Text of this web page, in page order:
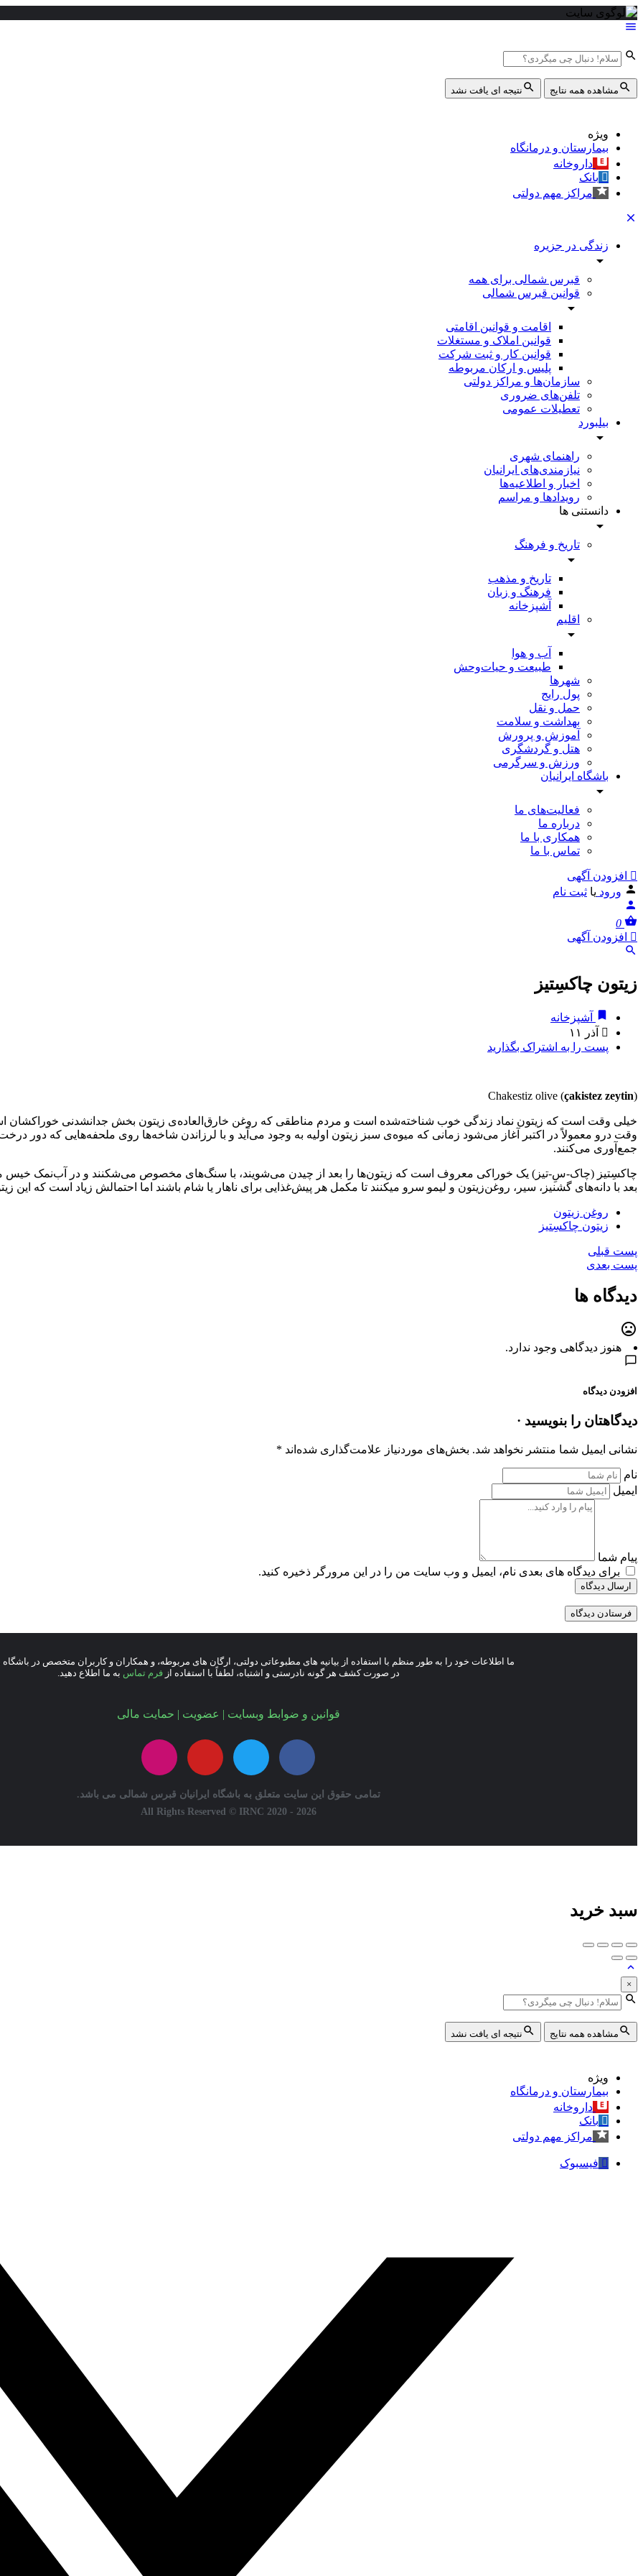
مشاهده همه نتایج نتیجه ای یافت نشد
ویژه
بیمارستان و درمانگاه
داروخانه
بانک
مراکز مهم دولتی
زندگی در جزیره
قبرس شمالی برای همه
قوانین قبرس شمالی
اقامت و قوانین اقامتی
قوانین املاک و مستغلات
قوانین کار و ثبت شرکت
پلیس و ارکان مربوطه
سازمان‌ها و مراکز دولتی
تلفن‌های ضروری
تعطیلات عمومی
بیلبورد
راهنمای شهری
نیازمندی‌های ایرانیان
اخبار و اطلاعیه‌ها
رویداد‌ها و مراسم
دانستنی ها
تاریخ و فرهنگ
تاریخ و مذهب
فرهنگ و زبان
آشپزخانه
اقلیم
آب و هوا
طبیعت و حیات‌وحش
شهرها
پول رایج
حمل و نقل
بهداشت و سلامت
آموزش و پرورش
هتل و گردشگری
ورزش و سرگرمی
باشگاه ایرانیان
فعالیت‌های ما
درباره ما
همکاری با ما
تماس با ما
افزودن آگهی
ورود یا ثبت نام
0
افزودن آگهی
زیتون چاکسِتیز
آشپزخانه
آذر ۱۱
پست را به اشتراک بگذارید
(Chakestiz olive (
çakistez zeytin
خیلی وقت است که زیتون نماد زندگی خوب شناخته‌شده است و مردم مناطقی که روغن خارق‌العاده‌ی زیتون بخش جدانشدنی خوراکشان
وقت درو معمولاً در اکتبر آغاز می‌شود زمانی ‌که میوه‌ی سبز زیتون اولیه به وجود می‌آید و با لرزاندن شاخه‌ها روی ملحفه‌هایی که دور درخت
جمع‌آوری می‌کنند.
چاکسِتیز (چاک-سِ-تیز) یک خوراکی معروف است که زیتون‌ها را بعد از چیدن می‌شویند، با سنگ‌های مخصوص می‌شکنند و در آب‌نمک خیس
بعد با دانه‌های گشنیز، سیر، روغن‌زیتون و لیمو سرو می­کنند تا مکمل هر پیش‌غذایی برای ناهار یا شام باشند اما احتمالش زیاد است که این
روغن زیتون
زیتون چاکسِتیز
پست قبلی
پست بعدی
دیدگاه ها
هنوز دیدگاهی وجود ندارد.
افزودن دیدگاه
دیدگاهتان را بنویسید ·
نشانی ایمیل شما منتشر نخواهد شد. بخش‌های موردنیاز علامت‌گذاری شده‌اند *
نام
ایمیل
پیام شما
برای دیدگاه های بعدی نام، ایمیل و وب سایت من را در این مرورگر ذخیره کنید.
ارسال دیدگاه
ما اطلاعات خود را به طور منظم با استفاده از بیانیه های مطبوعاتی دولتی، ارگان های مربوطه، و همکاران و کاربران متخصص در باشگاه
در صورت کشف هر گونه نادرستی و اشتباه، لطفاً با استفاده از فرم تماس به ما اطلاع دهید.
قوانین و ضوابط وبسایت | عضویت | حمایت مالی
تمامی حقوق این سایت متعلق به باشگاه ایرانیان قبرس شمالی می باشد.
All Rights Reserved © IRNC 2020 - 2026
سبد خرید
×
مشاهده همه نتایج نتیجه ای یافت نشد
ویژه
بیمارستان و درمانگاه
داروخانه
بانک
مراکز مهم دولتی
فیسبوک